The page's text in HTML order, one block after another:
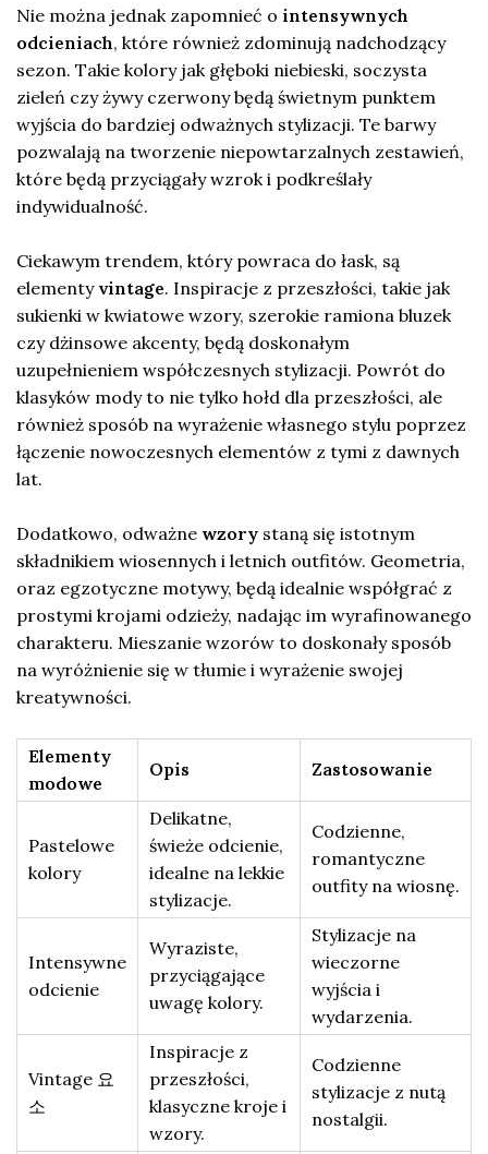
Nie można jednak zapomnieć o intensywnych
odcieniach, które również zdominują nadchodzący
sezon. Takie kolory jak głęboki niebieski, soczysta
zieleń czy żywy czerwony będą świetnym punktem
wyjścia do bardziej odważnych stylizacji. Te barwy
pozwalają na tworzenie niepowtarzalnych zestawień,
które będą przyciągały wzrok i podkreślały
indywidualność.
Ciekawym trendem, który powraca do łask, są
elementy vintage. Inspiracje z przeszłości, takie jak
sukienki w kwiatowe wzory, szerokie ramiona bluzek
czy dżinsowe akcenty, będą doskonałym
uzupełnieniem współczesnych stylizacji. Powrót do
klasyków mody to nie tylko hołd dla przeszłości, ale
również sposób na wyrażenie własnego stylu poprzez
łączenie nowoczesnych elementów z tymi z dawnych
lat.
Dodatkowo, odważne wzory staną się istotnym
składnikiem wiosennych i letnich outfitów. Geometria,
oraz egzotyczne motywy, będą idealnie współgrać z
prostymi krojami odzieży, nadając im wyrafinowanego
charakteru. Mieszanie wzorów to doskonały sposób
na wyróżnienie się w tłumie i wyrażenie swojej
kreatywności.
Elementy
modowe
Opis Zastosowanie
Pastelowe
kolory
Delikatne,
świeże odcienie,
idealne na lekkie
stylizacje.
Codzienne,
romantyczne
outfity na wiosnę.
Intensywne
odcienie
Wyraziste,
przyciągające
uwagę kolory.
Stylizacje na
wieczorne
wyjścia i
wydarzenia.
Vintage 요
소
Inspiracje z
przeszłości,
klasyczne kroje i
wzory.
Codzienne
stylizacje z nutą
nostalgii.